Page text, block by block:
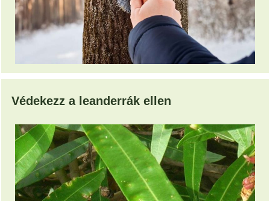
Védekezz a leanderrák ellen